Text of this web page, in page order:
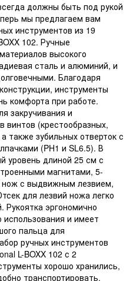
должны быть под рукой
мы предлагаем вам
инструментов из 19
102. Ручные
высокого
сталь и алюминий, и
Благодаря
инструменты
комфорта при работе.
закручивания и
винтов (крестообразных,
также зубильных отверток с
(PH1 и SL6.5). В
уровень длиной 25 см с
магнитами, 5-
нож с выдвижным лезвием,
для лезвий ножа легко
эргономично
и имеет
пальца для
ручных инструментов
L-BOXX 102 с 2
хорошо хранились,
транспортировать.